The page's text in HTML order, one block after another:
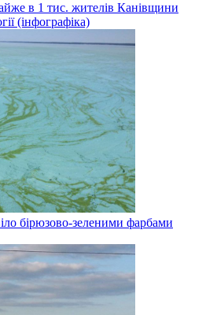
в 1 тис. жителів Канівщини
(інфографіка)
бірюзово-зеленими фарбами